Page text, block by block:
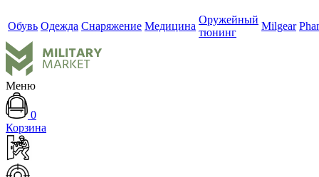
Обувь Одежда Снаряжение Медицина
Оружейный
тюнинг
Milgear
Меню
0
Корзина